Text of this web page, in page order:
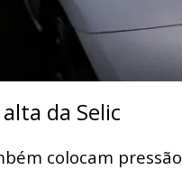
da Selic
colocam pressão